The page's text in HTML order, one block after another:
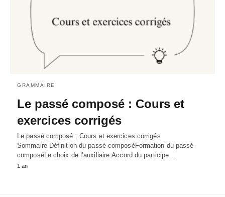
GRAMMAIRE
Le passé composé : Cours et
exercices corrigés
Le passé composé : Cours et exercices corrigés
Sommaire Définition du passé composéFormation du passé
composéLe choix de l’auxiliaire Accord du participe…
1 an